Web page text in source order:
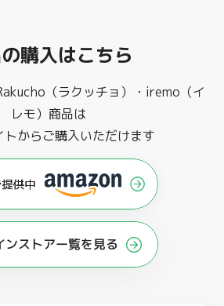
購入はこちら
（ラクッチョ）・iremo（イ
レモ）商品は
トからご購入いただけます
ンストアー覧を見る